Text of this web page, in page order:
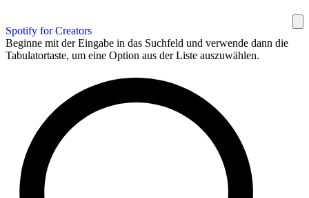
Spotify for Creators
Beginne mit der Eingabe in das Suchfeld und verwende dann die
Tabulatortaste, um eine Option aus der Liste auszuwählen.